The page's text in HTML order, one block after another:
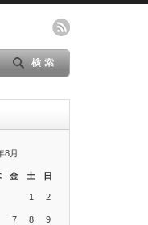
8月
金 土 日
1 2
7 8 9